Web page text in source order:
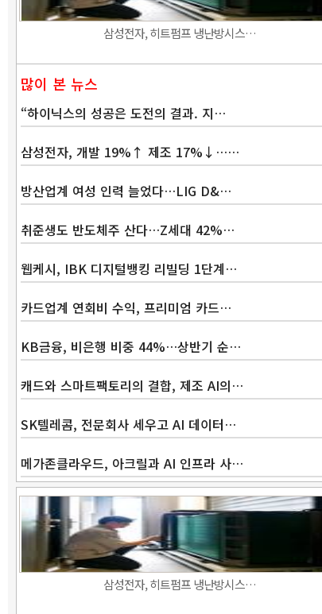
삼성전자, 히트펌프 냉난방시스…
많이 본 뉴스
“하이닉스의 성공은 도전의 결과. 지…
삼성전자, 개발 19%↑ 제조 17%↓……
방산업계 여성 인력 늘었다…LIG D&…
취준생도 반도체주 산다…Z세대 42%…
웹케시, IBK 디지털뱅킹 리빌딩 1단계…
카드업계 연회비 수익, 프리미엄 카드…
KB금융, 비은행 비중 44%…상반기 순…
캐드와 스마트팩토리의 결합, 제조 AI의…
SK텔레콤, 전문회사 세우고 AI 데이터…
메가존클라우드, 아크릴과 AI 인프라 사…
삼성전자, 히트펌프 냉난방시스…